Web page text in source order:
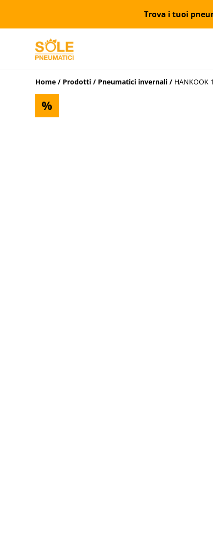
Trova i tuoi
Home / Prodotti / Pneumatici invernali / HANKOOK
%